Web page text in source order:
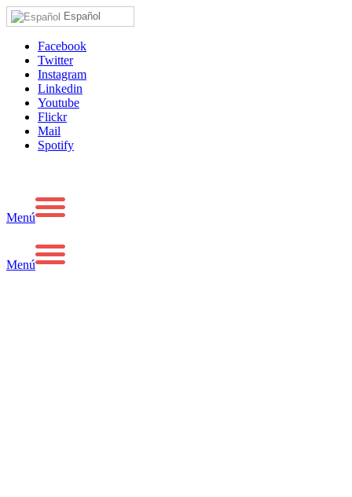
Español
Facebook
Twitter
Instagram
Linkedin
Youtube
Flickr
Mail
Spotify
Menú
Menú